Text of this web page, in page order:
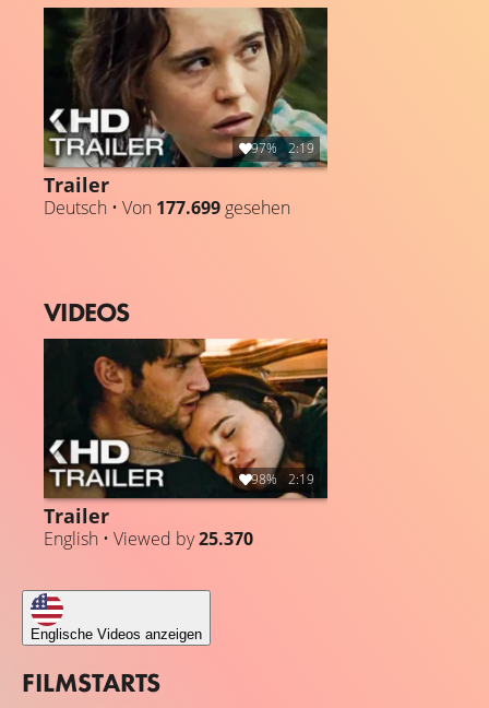
seiner nachlässigen Mutter zu „retten“. Dieser Vorfall
stellt ihr gesamtes Leben auf den Kopf und veranlasst Lu
dazu, sich an den einzigen verantwortungsbewussten
Erwachsenen zu wenden, den sie kennt: Margo (Allison
Janney – Miss Peregrine’s Home for Peculiar Children,
Ganz weit hinten), die fälschlicherweise glaubt, die
Großmutter des Babys zu sein. Tammy Blanchard (Into
the Woods, Die Kunst zu gewinnen – Moneyball), Zachary
Quinto (Star Trek, Girls), John Benjamin Hickey (Good
97% 2:19
Trailer
Deutsch • Von 177.699 gesehen
VIDEOS
98% 2:19
Trailer
English • Viewed by25.370
Englische Videos anzeigen
FILMSTARTS